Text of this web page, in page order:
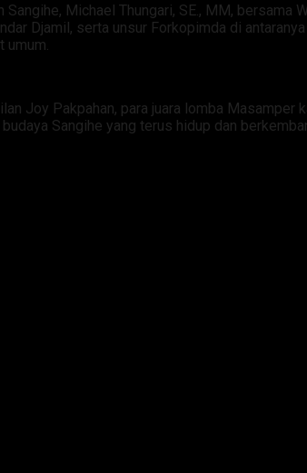
Michael Thungari, SE., MM, bersama
Djamil, serta unsur Forkopimda di
umum.
Joy Pakpahan, para juara lomba Masamper
Sangihe yang terus hidup dan